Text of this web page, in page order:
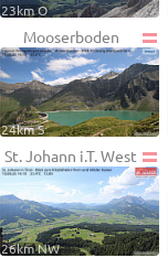
23km O
Mooserboden
24km S
St. Johann i.T. West
26km NW